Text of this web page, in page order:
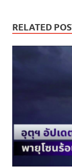
RELATED